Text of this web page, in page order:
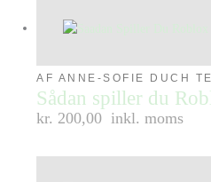
AF ANNE-SOFIE DUCH
Sådan spiller du
kr. 200,00 inkl. moms